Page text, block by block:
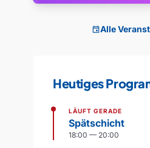
eventAlle
Heutiges
LÄUFT GERADE
Spätschicht
18:00 — 20:00